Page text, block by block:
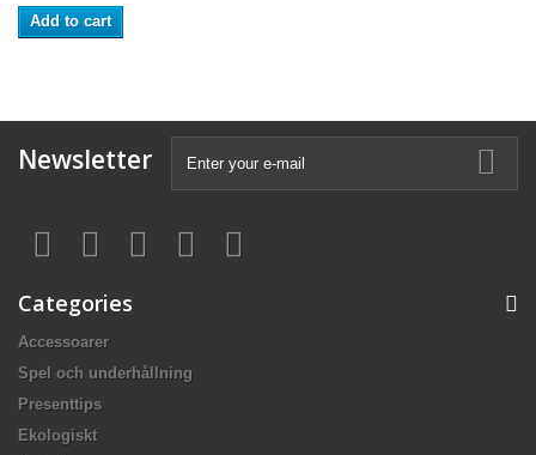
Add to cart
Newsletter
Categories
Accessoarer
Spel och underhållning
Presenttips
Ekologiskt